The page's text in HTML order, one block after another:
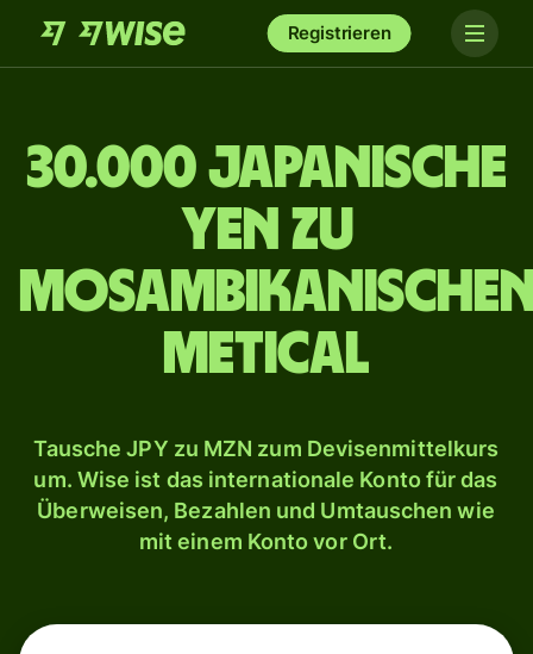
Registrieren
30.000 japanische
Yen zu
Metical
Tausche JPY zu MZN zum Devisenmittelkurs
um. Wise ist das internationale Konto für das
Überweisen, Bezahlen und Umtauschen wie
mit einem Konto vor Ort.